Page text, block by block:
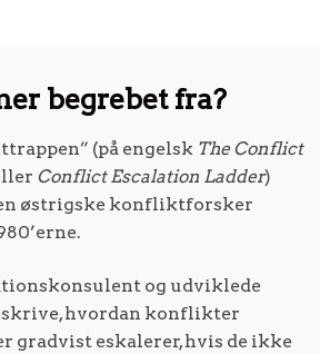
begrebet fra?
(på engelsk The Conflict
Conflict Escalation Ladder)
østrigske konfliktforsker
og udviklede
hvordan konflikter
gradvist eskalerer, hvis de ikke